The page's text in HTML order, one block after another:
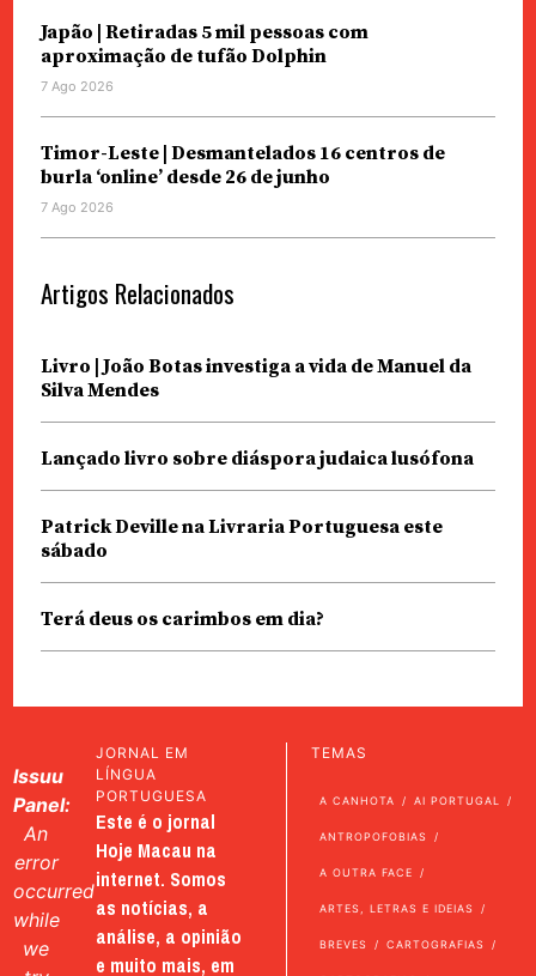
Japão | Retiradas 5 mil pessoas com
aproximação de tufão Dolphin
7 Ago 2026
Timor-Leste | Desmantelados 16 centros de
burla ‘online’ desde 26 de junho
7 Ago 2026
Artigos Relacionados
Livro | João Botas investiga a vida de Manuel da
Silva Mendes
Lançado livro sobre diáspora judaica lusófona
Patrick Deville na Livraria Portuguesa este
sábado
Terá deus os carimbos em dia?
Issuu
Panel:
An
error
occurred
while
we
JORNAL EM
LÍNGUA
PORTUGUESA
Este é o jornal
Hoje Macau na
internet. Somos
as notícias, a
análise, a opinião
e muito mais, em
TEMAS
A CANHOTA AI PORTUGAL
ANTROPOFOBIAS
A OUTRA FACE
ARTES, LETRAS E IDEIAS
BREVES CARTOGRAFIAS